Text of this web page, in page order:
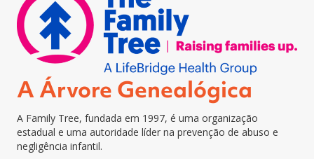
A Árvore Genealógica
A Family Tree, fundada em 1997, é uma organização
estadual e uma autoridade líder na prevenção de abuso e
negligência infantil.